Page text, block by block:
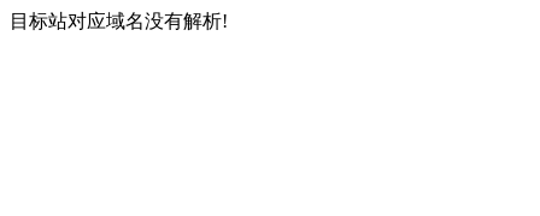
目标站对应域名没有解析!